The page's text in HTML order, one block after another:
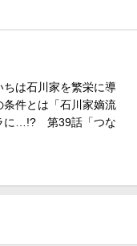
は石川家を繁栄に導
条件とは「石川家嫡流
に…!? 第39話「つな